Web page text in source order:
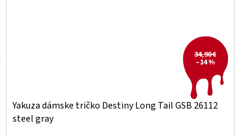
34,90 €
–14 %
Yakuza dámske tričko Destiny Long Tail GSB 26112
steel gray